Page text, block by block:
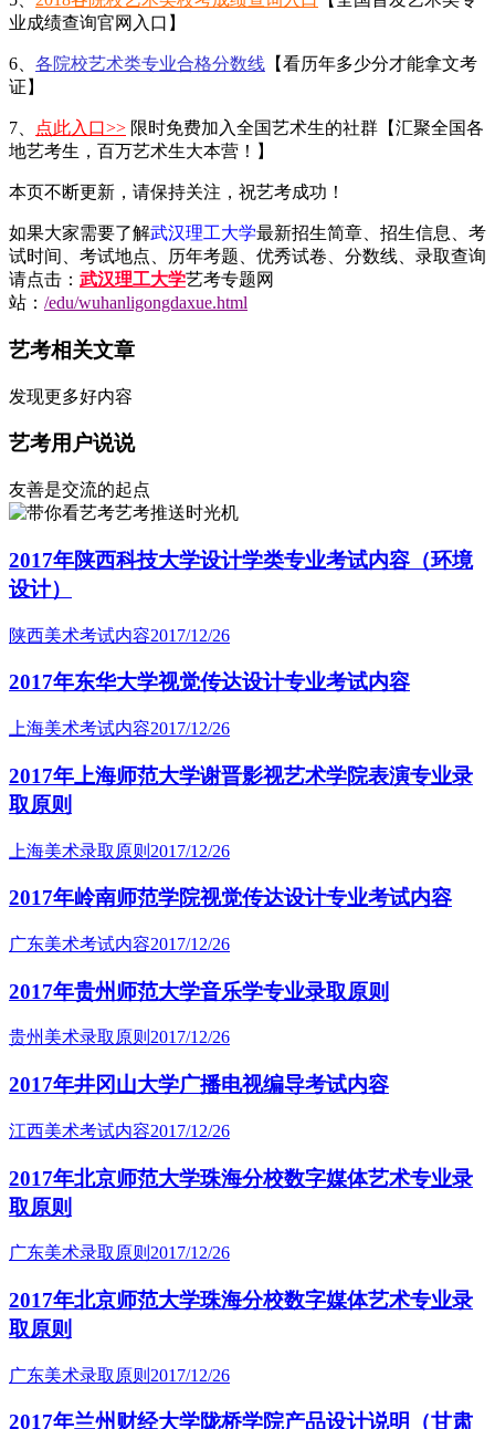
业成绩查询官网入口】
6、 各院校艺术类专业合格分数线 【看历年多少分才能拿文考
证】
7、 点此入口>> 限时免费加入全国艺术生的社群【汇聚全国各
地艺考生，百万艺术生大本营！】
本页不断更新，请保持关注，祝艺考成功！
如果大家需要了解武汉理工大学最新招生简章、招生信息、考
试时间、考试地点、历年考题、优秀试卷、分数线、录取查询
请点击： 武汉理工大学艺考专题网
站： /edu/wuhanligongdaxue.html
艺考相关文章
发现更多好内容
艺考用户说说
友善是交流的起点
艺考推送时光机
2017年陕西科技大学设计学类专业考试内容（环境
设计）
陕西美术考试内容2017/12/26
2017年东华大学视觉传达设计专业考试内容
上海美术考试内容2017/12/26
2017年上海师范大学谢晋影视艺术学院表演专业录
取原则
上海美术录取原则 2017/12/26
2017年岭南师范学院视觉传达设计专业考试内容
广东美术考试内容2017/12/26
2017年贵州师范大学音乐学专业录取原则
贵州美术录取原则 2017/12/26
2017年井冈山大学广播电视编导考试内容
江西美术考试内容2017/12/26
2017年北京师范大学珠海分校数字媒体艺术专业录
取原则
广东美术录取原则 2017/12/26
2017年北京师范大学珠海分校数字媒体艺术专业录
取原则
广东美术录取原则 2017/12/26
2017年兰州财经大学陇桥学院产品设计说明（甘肃